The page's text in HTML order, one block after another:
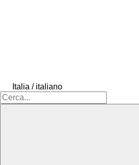
Italia / italiano